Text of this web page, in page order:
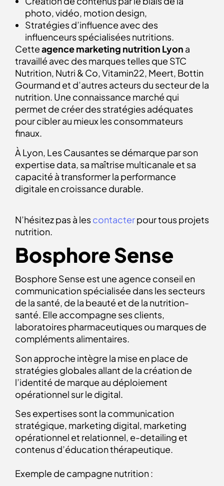
photo, vidéo, motion design,
Stratégies d’influence avec des
influenceurs spécialisées nutritions.
Cetteagence marketing nutrition Lyon a
travaillé avec des marques telles que STC
Nutrition, Nutri & Co, Vitamin22, Meert, Bottin
Gourmand et d’autres acteurs du secteur de la
nutrition. Une connaissance marché qui
permet de créer des stratégies adéquates
pour cibler au mieux les consommateurs
finaux.
À Lyon, Les Causantes se démarque par son
expertise data, sa maîtrise multicanale et sa
capacité à transformer la performance
digitale en croissance durable.
N’hésitez pas à lescontacterpour tous projets
nutrition.
Bosphore Sense
Bosphore Sense est une agence conseil en
communication spécialisée dans les secteurs
de la santé, de la beauté et de la nutrition-
santé. Elle accompagne ses clients,
laboratoires pharmaceutiques ou marques de
compléments alimentaires.
Son approche intègre la mise en place de
stratégies globales allant de la création de
l’identité de marque au déploiement
opérationnel sur le digital.
Ses expertises sont la communication
stratégique, marketing digital, marketing
opérationnel et relationnel, e-detailing et
contenus d’éducation thérapeutique.
Exemple de campagne nutrition :